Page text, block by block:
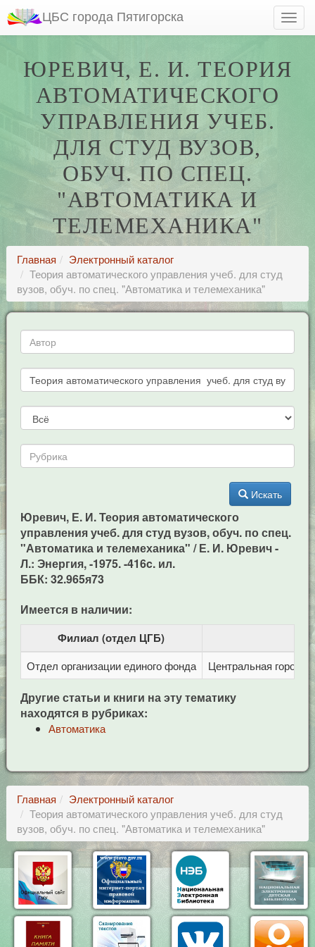
ЦБС города Пятигорска
ЮРЕВИЧ, Е. И. ТЕОРИЯ
АВТОМАТИЧЕСКОГО
УПРАВЛЕНИЯ УЧЕБ.
ДЛЯ СТУД ВУЗОВ,
ОБУЧ. ПО СПЕЦ.
"АВТОМАТИКА И
ТЕЛЕМЕХАНИКА"
Главная
Электронный каталог
Теория автоматического управления учеб. для студ
вузов, обуч. по спец. "Автоматика и телемеханика"
Искать
Юревич, Е. И. Теория автоматического
управления учеб. для студ вузов, обуч. по спец.
"Автоматика и телемеханика" / Е. И. Юревич -
Л.: Энергия, -1975. -416c. ил.
ББК: 32.965я73
Имеется в наличии:
Филиал (отдел ЦГБ)
Отдел организации единого фонда Центральная
Другие статьи и книги на эту тематику
находятся в рубриках:
Автоматика
Главная
Электронный каталог
Теория автоматического управления учеб. для студ
вузов, обуч. по спец. "Автоматика и телемеханика"